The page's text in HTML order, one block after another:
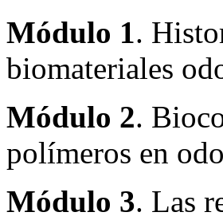
Módulo 1.
biomateriales
Módulo 2.
polímeros en
Módulo 3. Las